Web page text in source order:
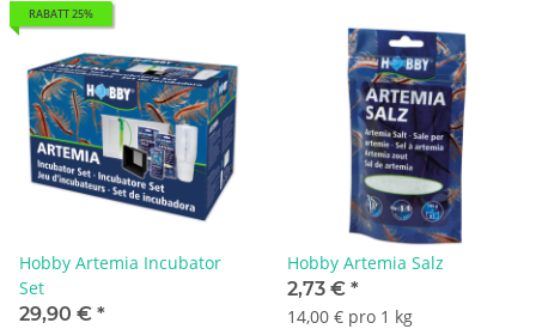
RABATT 25%
Hobby Artemia Incubator
Set
29,90 € *
Hobby Artemia Salz
2,73 € *
14,00 € pro 1 kg